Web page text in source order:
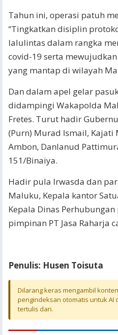
Tahun ini, operasi patuh
“Tingkatkan disiplin
lalulintas dalam rangka
covid-19 serta
yang mantap di wilayah
Dan dalam apel gelar
didampingi Wakapolda
Fretes. Turut hadir
(Purn) Murad Ismail, Kajati
Ambon, Danlanud
151/Binaiya.
Hadir pula Irwasda dan
Maluku, Kepala kantor
Kepala Dinas
pimpinan PT Jasa Raharja
Penulis: Husen Toisuta
Dilarang keras mengambil
pengindeksan otomatis untuk AI
tertulis dari.